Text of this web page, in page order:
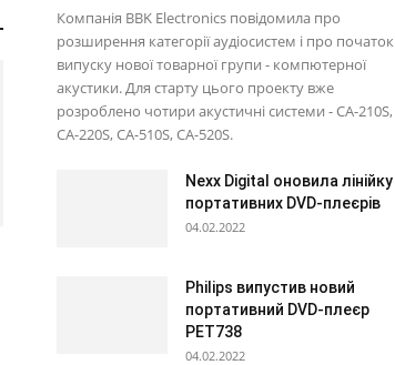
Компанія BBK Electronics повідомила про
розширення категорії аудіосистем і про початок
випуску нової товарної групи - компютерної
акустики. Для старту цього проекту вже
розроблено чотири акустичні системи - CA-210S,
CA-220S, CA-510S, CA-520S.
Nexx Digital оновила лінійку
портативних DVD-плеєрів
04.02.2022
Philips випустив новий
портативний DVD-плеєр
PET738
04.02.2022